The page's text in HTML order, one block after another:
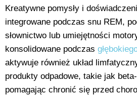
Kreatywne pomysły i
integrowane podczas snu REM,
słownictwo lub umiejętności
konsolidowane podczas
aktywuje również układ
produkty odpadowe, takie jak
pomagając chronić się przed